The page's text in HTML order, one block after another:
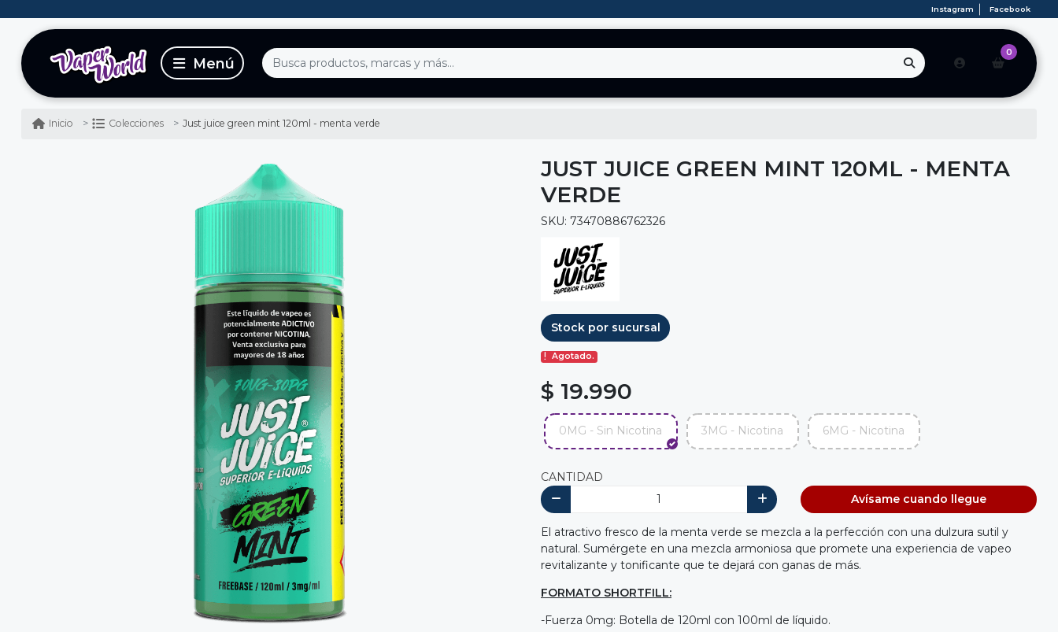
Instagram Facebook
0
Inicio Colecciones Just juice green mint 120ml - menta verde
JUST JUICE GREEN MINT 120ML - MENTA
VERDE
SKU: 73470886762326
Stock por sucursal
Agotado.
$ 19.990
0MG - Sin Nicotina 3MG - Nicotina 6MG - Nicotina
CANTIDAD
Avísame cuando llegue
El atractivo fresco de la menta verde se mezcla a la perfección con una dulzura sutil y
natural. Sumérgete en una mezcla armoniosa que promete una experiencia de vapeo
revitalizante y tonificante que te dejará con ganas de más.
FORMATO SHORTFILL:
-Fuerza 0mg: Botella de 120ml con 100ml de líquido.